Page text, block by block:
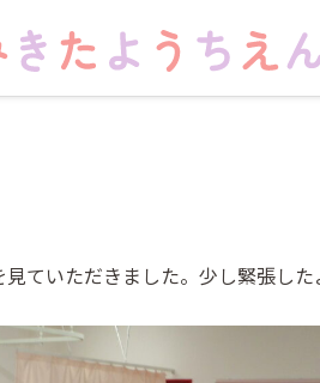
ていただきました。少し緊張し